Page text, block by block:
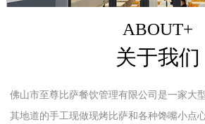
ABOUT+
关于我们
佛山市至尊比萨餐饮管理有限公司是一家大
其地道的手工现做现烤比萨和各种馋嘴小点